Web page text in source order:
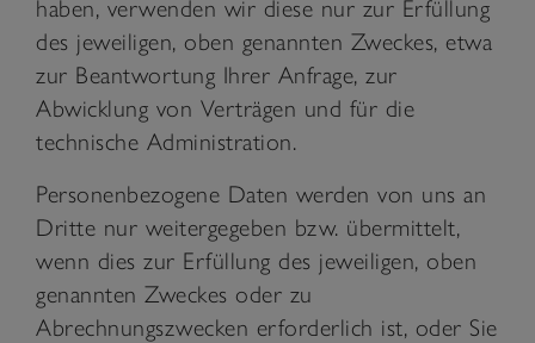
haben, verwenden wir diese nur zur Erfüllung
des jeweiligen, oben genannten Zweckes, etwa
zur Beantwortung Ihrer Anfrage, zur
Abwicklung von Verträgen und für die
technische Administration.
Personenbezogene Daten werden von uns an
Dritte nur weitergegeben bzw. übermittelt,
wenn dies zur Erfüllung des jeweiligen, oben
genannten Zweckes oder zu
Abrechnungszwecken erforderlich ist, oder Sie